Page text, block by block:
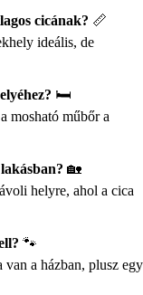
cicának? 📏
ideális, de
🛏️
mosható műbőr a
🏡
helyre, ahol a cica
🐾
a házban, plusz egy